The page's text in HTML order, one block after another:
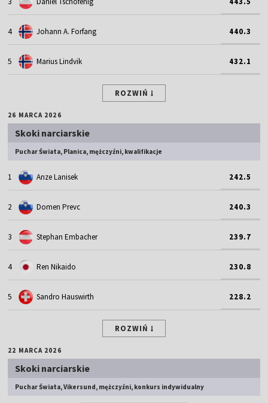
4 Johann A. Forfang 440.3
5 Marius Lindvik 432.1
ROZWIŃ
26 MARCA 2026
Skoki narciarskie
Puchar Świata, Planica, mężczyźni, kwalifikacje
1 Anze Lanisek 242.5
2 Domen Prevc 240.3
3 Stephan Embacher 239.7
4 Ren Nikaido 230.8
5 Sandro Hauswirth 228.2
ROZWIŃ
22 MARCA 2026
Skoki narciarskie
Puchar Świata, Vikersund, mężczyźni, konkurs indywidualny